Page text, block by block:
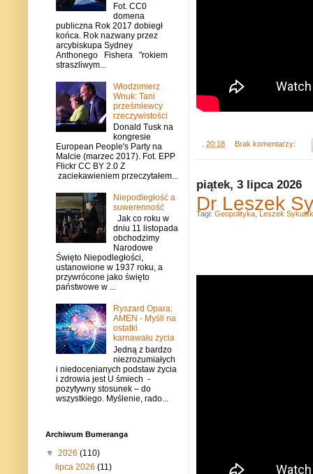
. 20:18 Brak komentarzy:
piątek, 3 lipca 2026
Dr Leszek
Tagi: Geopolityka Leszek
Fot. CC0
domena
publiczna Rok 2017 dobiegł
końca. Rok nazwany przez
arcybiskupa Sydney
Anthonego Fishera "rokiem
straszliwym...
Włodzimierz
Wnuk: Tani
prześmiewcy
rzeczywistości
Donald Tusk na
kongresie
European People's Party na
Malcie (marzec 2017). Fot. EPP
Flickr CC BY 2.0 Z
zaciekawieniem przeczytałem...
Niepodległość a
suwerenność
Jak co roku w
dniu 11 listopada
obchodzimy
Narodowe
Święto Niepodległości,
ustanowione w 1937 roku, a
przywrócone jako święto
państwowe w ...
Ryszard Opara:
AMEN - Myśli na
ostatki
karnawału życia
Jedną z bardzo
niezrozumiałych
i niedocenianych podstaw życia
i zdrowia jest U śmiech -
pozytywny stosunek – do
wszystkiego. Myślenie, rado...
Archiwum Bumeranga
▼ 2026 (110)
lipca 2026(11)